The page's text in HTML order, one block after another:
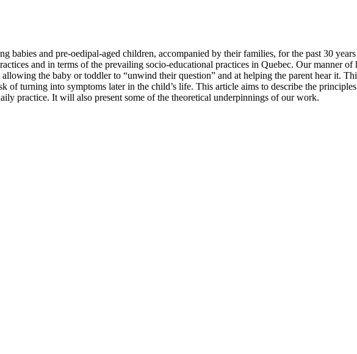
babies and pre-oedipal-aged children, accompanied by their families, for the past 30
and in terms of the prevailing socio-educational practices in Quebec. Our manner of
the baby or toddler to “unwind their question” and at helping the parent hear it.
of turning into symptoms later in the child’s life. This article aims to describe the
practice. It will also present some of the theoretical underpinnings of our work.